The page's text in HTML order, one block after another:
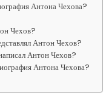
Антона Чехова?
Чехов?
Антон Чехов?
Антон Чехов?
Антона Чехова?